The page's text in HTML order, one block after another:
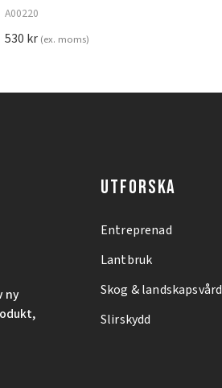
A00220
530 kr (ex. moms)
ny
UTFORSKA
Entreprenad
Lantbruk
Skog & landskapsvård
Slirskydd